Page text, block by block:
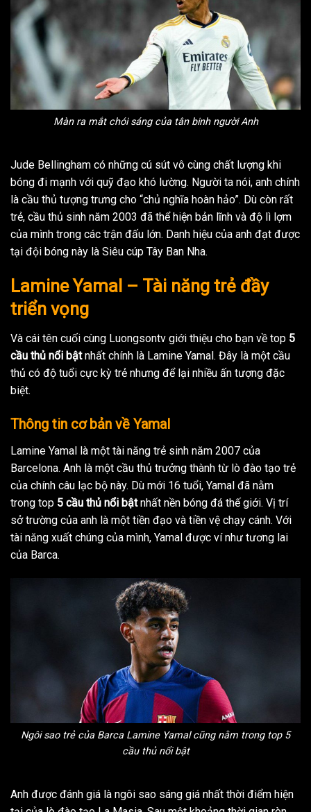
Màn ra mắt chói sáng của tân binh người Anh
Jude Bellingham có những cú sút vô cùng chất lượng khi
bóng đi mạnh với quỹ đạo khó lường. Người ta nói, anh chính
là cầu thủ tượng trưng cho “chủ nghĩa hoàn hảo”. Dù còn rất
trẻ, cầu thủ sinh năm 2003 đã thể hiện bản lĩnh và độ lì lợm
của mình trong các trận đấu lớn. Danh hiệu của anh đạt được
tại đội bóng này là Siêu cúp Tây Ban Nha.
Lamine Yamal – Tài năng trẻ đầy
triển vọng
Và cái tên cuối cùng Luongsontv giới thiệu cho bạn về top 5
cầu thủ nổi bậtnhất chính là Lamine Yamal. Đây là một cầu
thủ có độ tuổi cực kỳ trẻ nhưng để lại nhiều ấn tượng đặc
biệt.
Thông tin cơ bản về Yamal
Lamine Yamal là một tài năng trẻ sinh năm 2007 của
Barcelona. Anh là một cầu thủ trưởng thành từ lò đào tạo trẻ
của chính câu lạc bộ này. Dù mới 16 tuổi, Yamal đã nằm
trong top 5 cầu thủ nổi bậtnhất nền bóng đá thế giới. Vị trí
sở trường của anh là một tiền đạo và tiền vệ chạy cánh. Với
tài năng xuất chúng của mình, Yamal được ví như tương lai
của Barca.
Ngôi sao trẻ của Barca Lamine Yamal cũng nằm trong top 5
cầu thủ nổi bật
Anh được đánh giá là ngôi sao sáng giá nhất thời điểm hiện